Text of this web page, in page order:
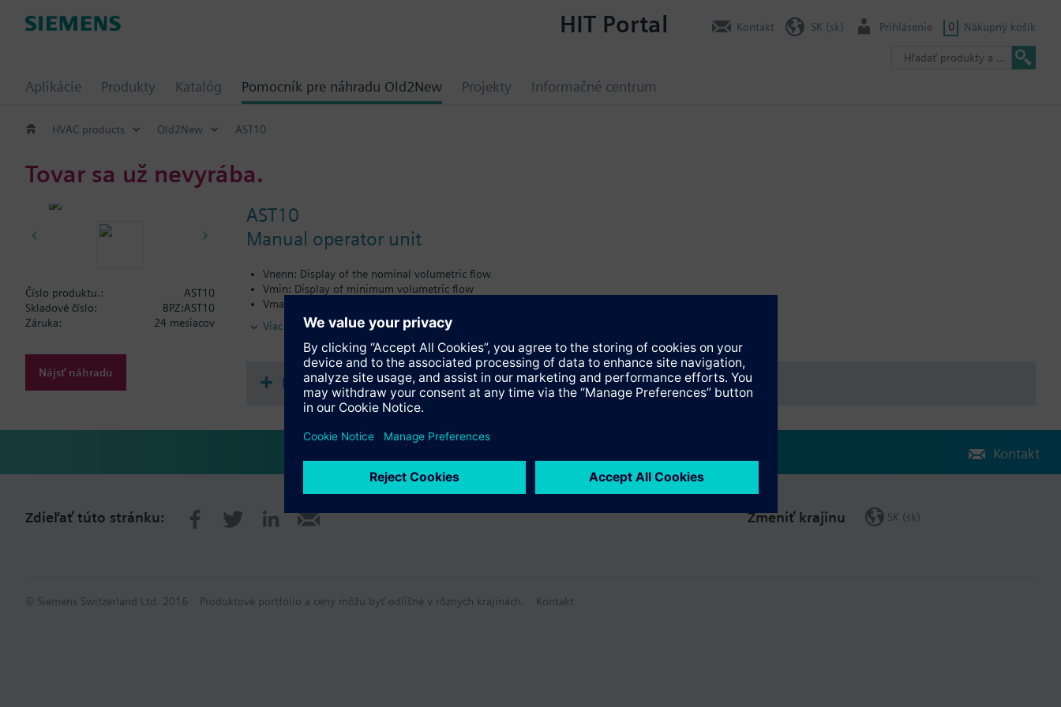
Aplikácie Produkty Katalóg Pomocník pre náhradu Old2New Projekty Informačné centrum
HIT Portal Kontakt SK (sk) Prihlásenie 0 Nákupný košík
HVAC products Old2New AST10
Tovar sa už nevyrába.
AST10
Manual operator unit
Vnenn: Display of the nominal volumetric flow
Vmin: Display of minimum volumetric flow
Vmax: Display of the maximum volumetric flow
Y: Display and setting of the volumetric air flow or of the damper position setpoint
Typ: Setting or display of function type DC 0...10 V or 3-pt plus sensor
Additional info
AST10 for G..B181.1E/3 from series E and G..B181.1E/KN only usable with reduced functionality.
Viac
Číslo produktu.:
AST10
Skladové číslo:
BPZ:AST10
Záruka:
24 mesiacov
Nájsť náhradu
Dokumenty
Kontakt
Zdieľať túto stránku: Zmeniť krajinu SK (sk)
© Siemens Switzerland Ltd. 2016 Produktové portfólio a ceny môžu byť odlišné v rôznych krajinách. Kontakt